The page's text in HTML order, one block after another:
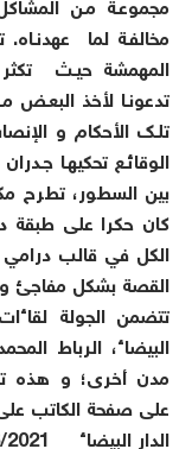
مجموعــة مــن المشاكل
مخالفــة لما عهدنــاه.
المهمشة حيــث تكثر
تدعونــا لأخذ البعــض
تلــك الأحكام و الإنصات
الوقائــع تحكيهــا
بين السطور، تطرح
كان حكرا على
الكل في قالب درامي
القصة بشكل مفاجئ
تتضمن الجولة
البيضاء، الرباط
مدن أخرى؛ و هذه
على صفحة الكاتب
الدار البيضاء 19/06/2021